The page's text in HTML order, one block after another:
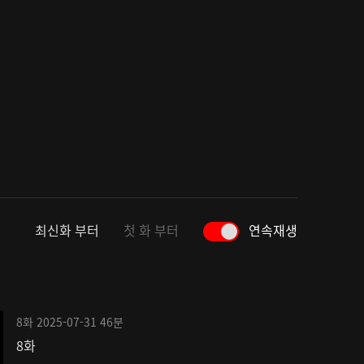
최신화 부터 첫 화 부터 연속재생
8화 2025-07-31 46분
8화